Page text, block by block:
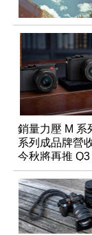
銷量力壓 M 系
系列成品牌營
今秋將再推 Q3
Monochrom